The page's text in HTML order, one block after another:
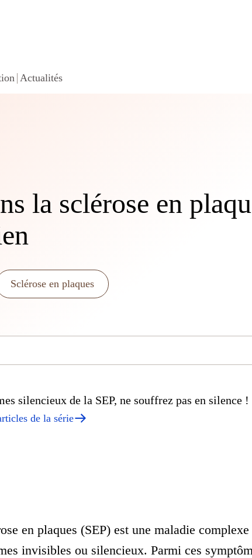
Actualités
la sclérose en
Sclérose en plaques
silencieux de la SEP, ne souffrez pas en silence !
de la série
en plaques (SEP) est une maladie
invisibles ou silencieux. Parmi ces